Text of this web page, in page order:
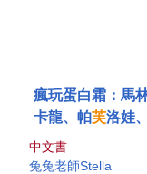
瘋玩蛋白霜：馬
卡龍、帕芙洛娃
茲到夏洛特蛋糕
白霜甜點+16款
中文書
兔兔老師Stella